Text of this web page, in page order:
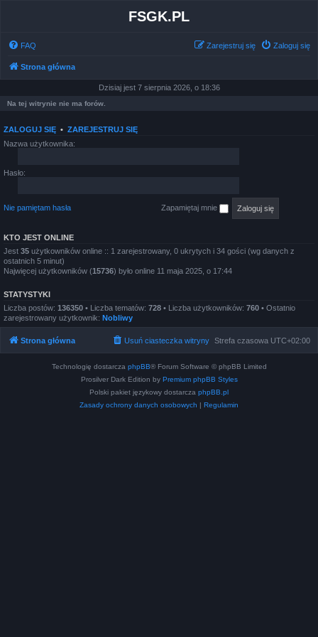
FSGK.PL
FAQ Zaloguj się
Zarejestruj się
Strona główna
Dzisiaj jest 7 sierpnia 2026, o 18:36
Na tej witrynie nie ma forów.
ZALOGUJ SIĘ • ZAREJESTRUJ SIĘ
Nazwa użytkownika:
Hasło:
Nie pamiętam hasła Zapamiętaj mnie
KTO JEST ONLINE
Jest 35 użytkowników online :: 1 zarejestrowany, 0 ukrytych i 34 gości (wg danych z
ostatnich 5 minut)
Najwięcej użytkowników (15736) było online 11 maja 2025, o 17:44
STATYSTYKI
Liczba postów: 136350 • Liczba tematów: 728 • Liczba użytkowników: 760 • Ostatnio
zarejestrowany użytkownik: Nobliwy
Strona główna Strefa czasowa UTC+02:00
Usuń ciasteczka witryny
Technologię dostarcza phpBB® Forum Software © phpBB Limited
Prosilver Dark Edition by Premium phpBB Styles
Polski pakiet językowy dostarcza phpBB.pl
Zasady ochrony danych osobowych | Regulamin